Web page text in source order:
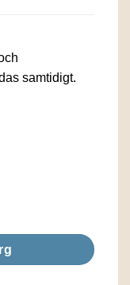
samtidigt.